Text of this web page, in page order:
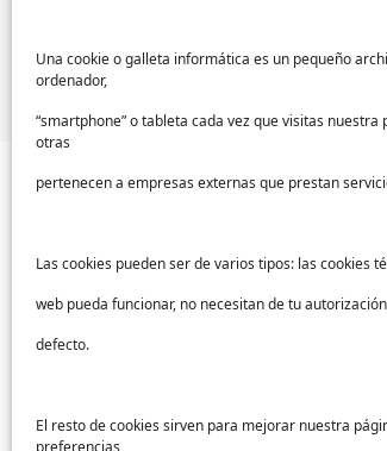
Una cookie o galleta informática es un pequeño
ordenador,
“smartphone” o tableta cada vez que visitas
otras
pertenecen a empresas externas que prestan
Las cookies pueden ser de varios tipos: las cookies
web pueda funcionar, no necesitan de tu
defecto.
El resto de cookies sirven para mejorar nuestra
preferencias,
¿Quieres recibir una
de contacto.
Sectores
Educación